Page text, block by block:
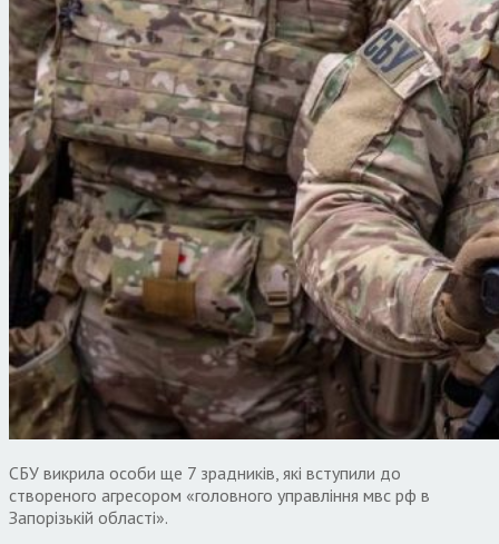
СБУ викрила особи ще 7 зрадників, які вступили до
створеного агресором «головного управління мвс рф в
Запорізькій області».